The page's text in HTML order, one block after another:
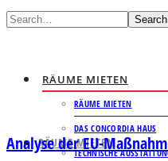
Search
RÄUME MIETEN
RÄUME MIETEN
DAS CONCORDIA HAUS
TECHNISCHE
RÄUME MIETEN
Analyse der EU-